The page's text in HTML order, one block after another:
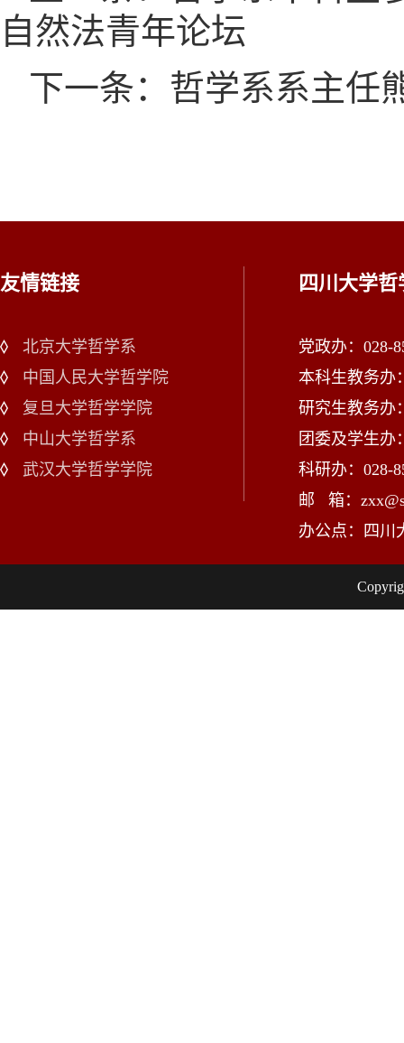
自然法青年论坛
下一条：哲学系系主任
友情链接
北京大学哲学系
中国人民大学哲学院
复旦大学哲学学院
中山大学哲学系
武汉大学哲学学院
四川大学哲
党政办：028-
本科生教务办
研究生教务办
团委及学生办
科研办：028-
邮 箱：
办公点：四川